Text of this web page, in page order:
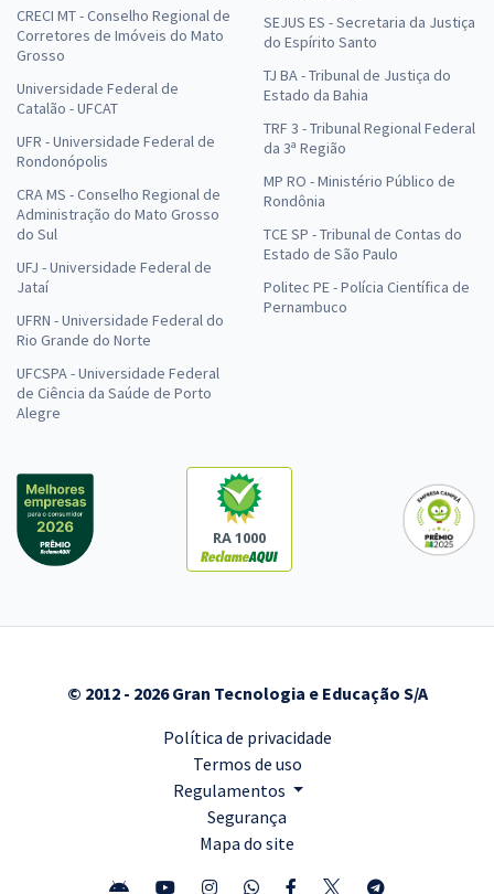
CRECI MT - Conselho Regional de
Corretores de Imóveis do Mato
Grosso
Universidade Federal de
Catalão - UFCAT
UFR - Universidade Federal de
Rondonópolis
CRA MS - Conselho Regional de
Administração do Mato Grosso
do Sul
UFJ - Universidade Federal de
Jataí
UFRN - Universidade Federal do
Rio Grande do Norte
UFCSPA - Universidade Federal
de Ciência da Saúde de Porto
Alegre
SEJUS ES - Secretaria da Justiça
do Espírito Santo
TJ BA - Tribunal de Justiça do
Estado da Bahia
TRF 3 - Tribunal Regional Federal
da 3ª Região
MP RO - Ministério Público de
Rondônia
TCE SP - Tribunal de Contas do
Estado de São Paulo
Politec PE - Polícia Científica de
Pernambuco
RA 1000
© 2012 - 2026 Gran Tecnologia e Educação S/A
Política de privacidade
Termos de uso
Regulamentos
Segurança
Mapa do site